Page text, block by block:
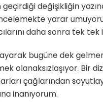
geçirdiği değişikliğin
incelemekte yarar
daha sonra tek
bugüne dek
olanaksızlaşıyor.
çağlarından
inanıyorum.